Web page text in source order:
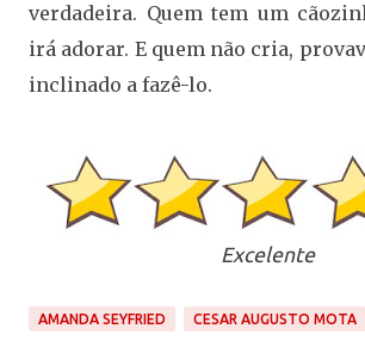
verdadeira. Quem tem um
irá adorar. E quem não cria,
inclinado a fazê-lo.
Excelente
AMANDA SEYFRIED CESAR AUGUSTO MOTA